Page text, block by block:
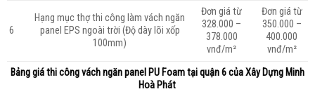
6
Hạng mục thợ thi công làm vách ngăn
panel EPS ngoài trời (Độ dày lõi xốp
100mm)
Đơn giá từ
328.000 –
378.000
vnđ/m²
Đơn giá từ
350.000 –
400.000
vnđ/m²
Bảng giá thi công vách ngăn panel PU Foam tại quận 6 củaXây Dựng Minh
Hoà Phát